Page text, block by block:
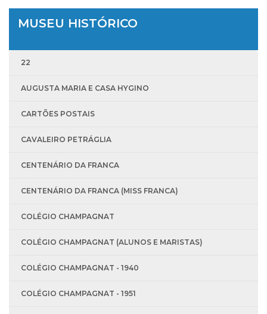
MUSEU HISTÓRICO
22
AUGUSTA MARIA E CASA HYGINO
CARTÕES POSTAIS
CAVALEIRO PETRÁGLIA
CENTENÁRIO DA FRANCA
CENTENÁRIO DA FRANCA (MISS FRANCA)
COLÉGIO CHAMPAGNAT
COLÉGIO CHAMPAGNAT (ALUNOS E MARISTAS)
COLÉGIO CHAMPAGNAT - 1940
COLÉGIO CHAMPAGNAT - 1951